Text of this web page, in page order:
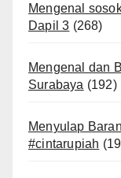
Mengenal
Dapil 3 (268)
Mengenal dan
Surabaya (192)
Menyulap
#cintarupiah